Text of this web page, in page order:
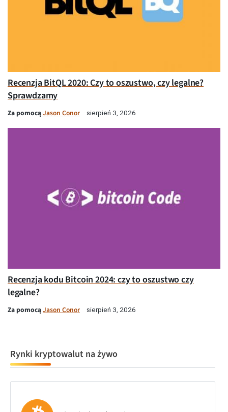
Recenzja BitQL 2020: Czy to oszustwo, czy legalne?
Sprawdzamy
Za pomocąJason Conor sierpień 3, 2026
Recenzja kodu Bitcoin 2024: czy to oszustwo czy
legalne?
Za pomocąJason Conor sierpień 3, 2026
Rynki kryptowalut na żywo